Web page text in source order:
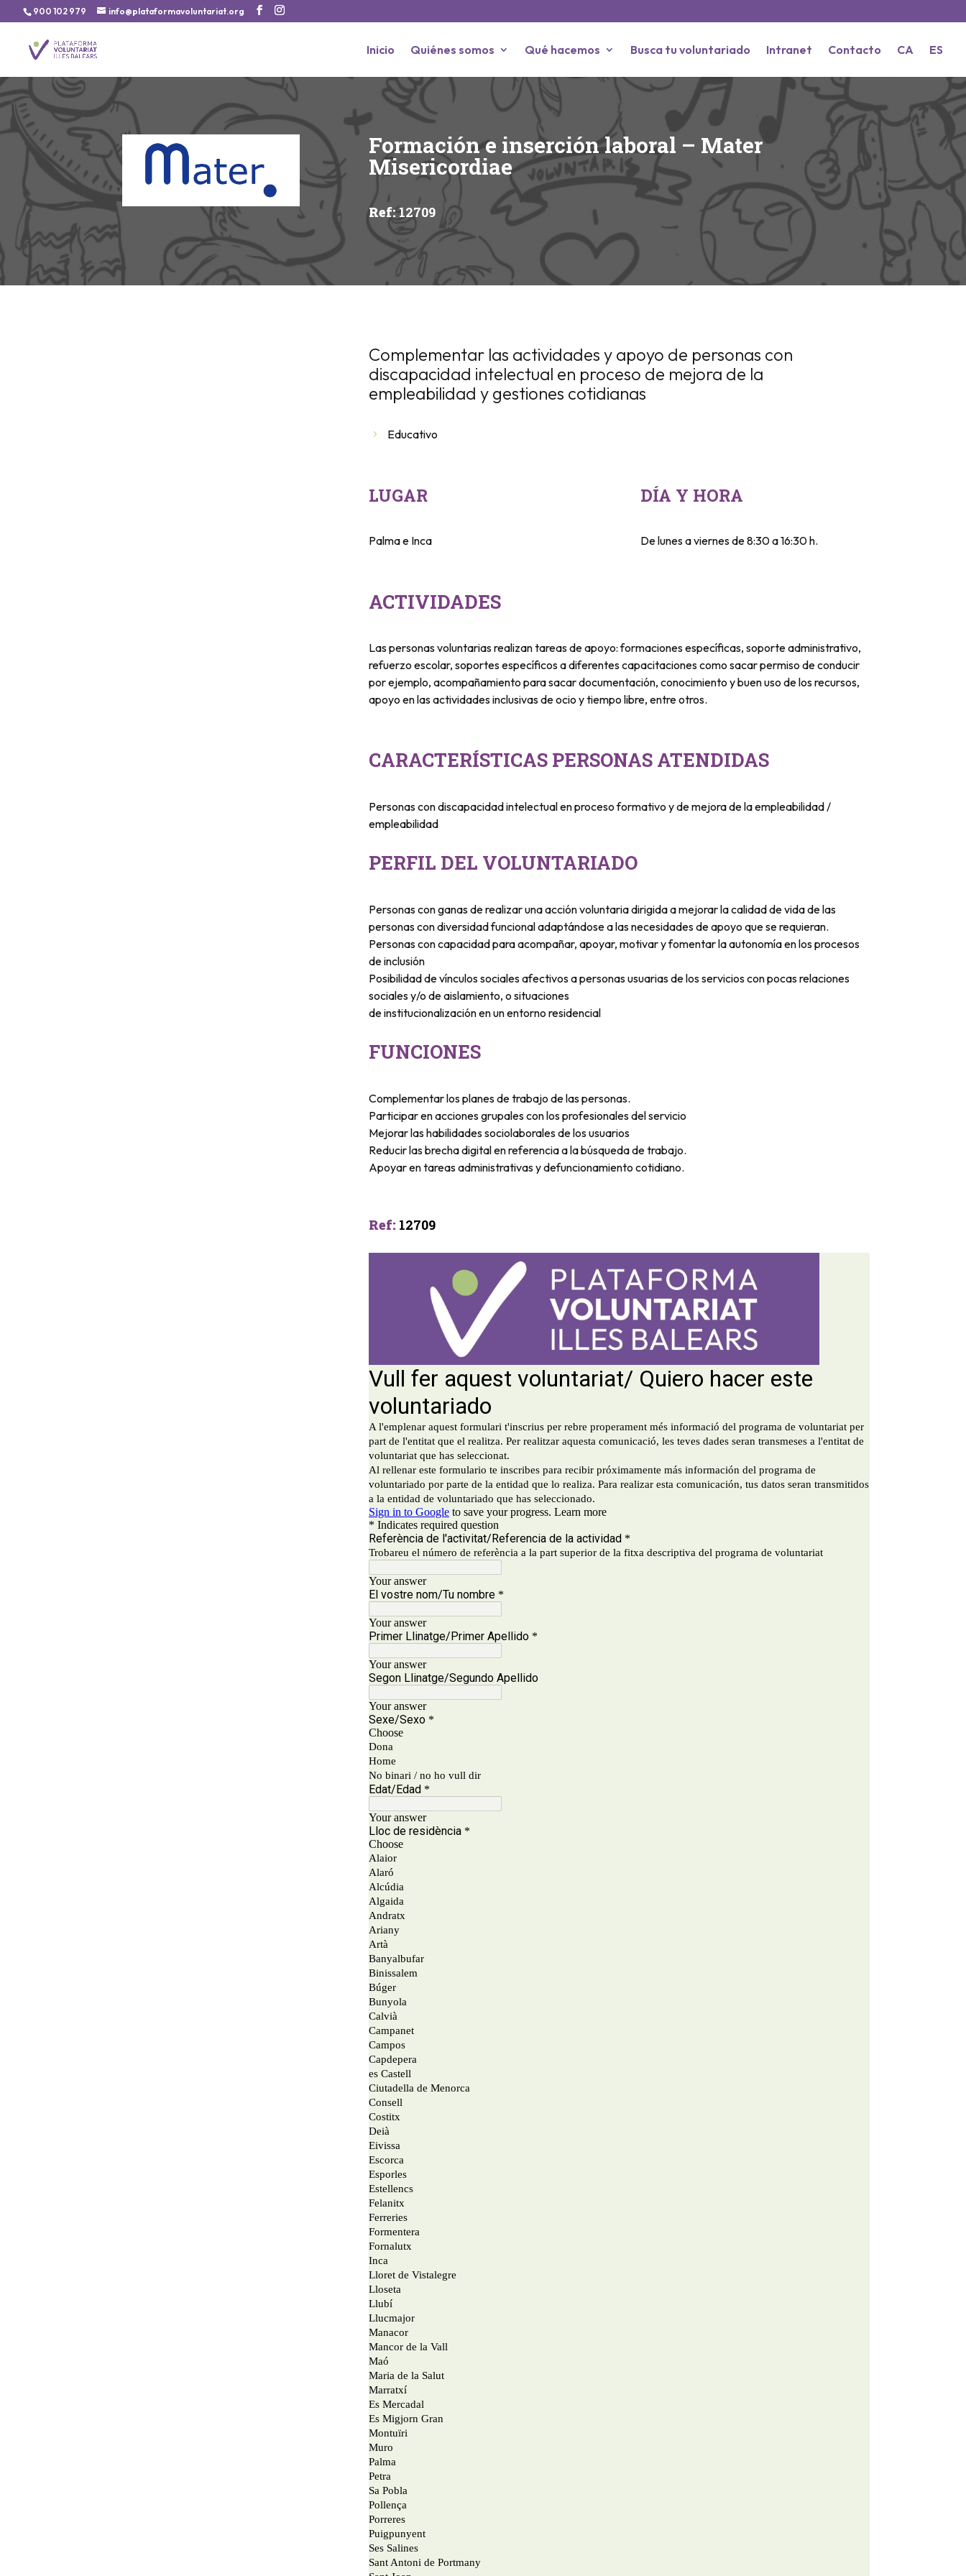
900 102 979 info@plataformavoluntariat.org
Inicio Quiénes somos Qué hacemos Busca tu voluntariado Intranet Contacto CA ES
Formación e inserción laboral – Mater
Misericordiae
Ref:12709
Complementar las actividades y apoyo de personas con
discapacidad intelectual en proceso de mejora de la
empleabilidad y gestiones cotidianas
Educativo
LUGAR
Palma e Inca
DÍA Y HORA
De lunes a viernes de 8:30 a 16:30 h.
ACTIVIDADES
Las personas voluntarias realizan tareas de apoyo: formaciones específicas, soporte administrativo,
refuerzo escolar, soportes específicos a diferentes capacitaciones como sacar permiso de conducir
por ejemplo, acompañamiento para sacar documentación, conocimiento y buen uso de los recursos,
apoyo en las actividades inclusivas de ocio y tiempo libre, entre otros.
CARACTERÍSTICAS PERSONAS ATENDIDAS
Personas con discapacidad intelectual en proceso formativo y de mejora de la empleabilidad /
empleabilidad
PERFIL DEL VOLUNTARIADO
Personas con ganas de realizar una acción voluntaria dirigida a mejorar la calidad de vida de las
personas con diversidad funcional adaptándose a las necesidades de apoyo que se requieran.
Personas con capacidad para acompañar, apoyar, motivar y fomentar la autonomía en los procesos
de inclusión
Posibilidad de vínculos sociales afectivos a personas usuarias de los servicios con pocas relaciones
sociales y/o de aislamiento, o situaciones
de institucionalización en un entorno residencial
FUNCIONES
Complementar los planes de trabajo de las personas.
Participar en acciones grupales con los profesionales del servicio
Mejorar las habilidades sociolaborales de los usuarios
Reducir las brecha digital en referencia a la búsqueda de trabajo.
Apoyar en tareas administrativas y defuncionamiento cotidiano.
Ref: 12709